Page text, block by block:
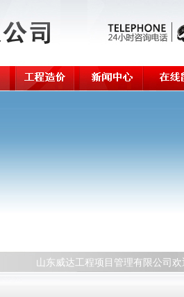
山东威达工程项目管理有限公司欢迎